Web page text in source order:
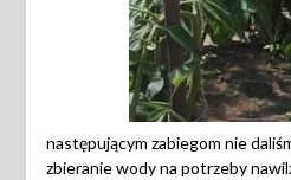
następującym zabiegom nie
zbieranie wody na potrzeby